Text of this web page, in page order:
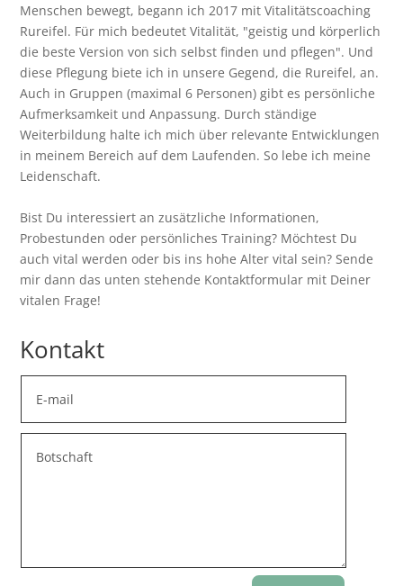
Menschen bewegt, begann ich 2017 mit Vitalitätscoaching
Rureifel. Für mich bedeutet Vitalität, "geistig und körperlich
die beste Version von sich selbst finden und pflegen". Und
diese Pflegung biete ich in unsere Gegend, die Rureifel, an.
Auch in Gruppen (maximal 6 Personen) gibt es persönliche
Aufmerksamkeit und Anpassung. Durch ständige
Weiterbildung halte ich mich über relevante Entwicklungen
in meinem Bereich auf dem Laufenden. So lebe ich meine
Leidenschaft.
Bist Du interessiert an zusätzliche Informationen,
Probestunden oder persönliches Training? Möchtest Du
auch vital werden oder bis ins hohe Alter vital sein? Sende
mir dann das unten stehende Kontaktformular mit Deiner
vitalen Frage!
Kontakt